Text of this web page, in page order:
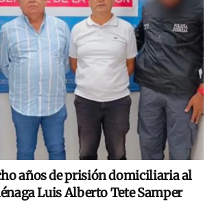
años de prisión domiciliaria al
Luis Alberto Tete Samper